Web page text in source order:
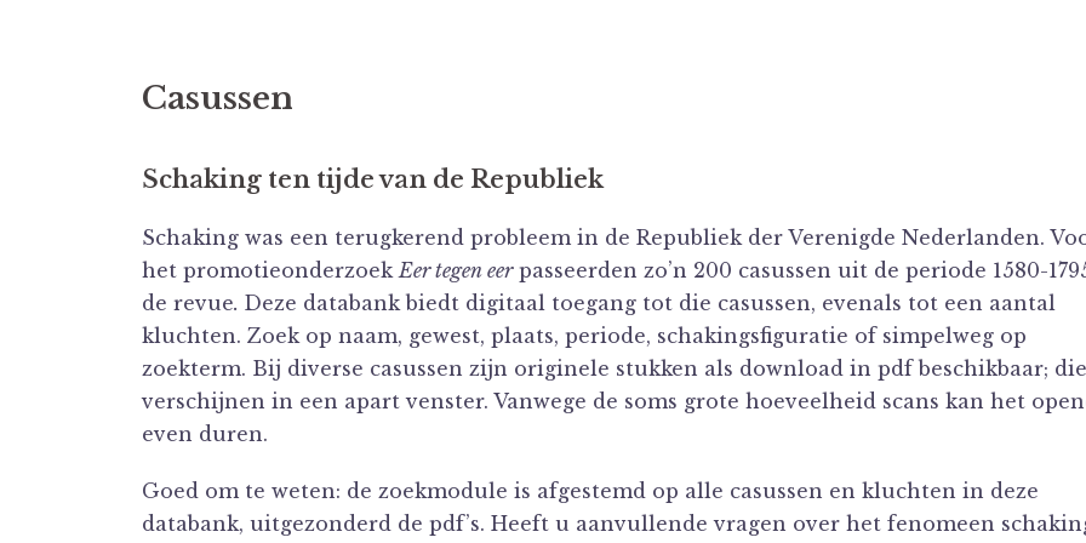
Casussen
Schaking ten tijde van de Republiek
Schaking was een terugkerend probleem in de Republiek der Verenigde Nederlanden.
het promotieonderzoekEer tegen eerpasseerden zo’n 200 casussen uit de periode 1580-
de revue. Deze databank biedt digitaal toegang tot die casussen, evenals tot een aantal
kluchten. Zoek op naam, gewest, plaats, periode, schakingsfiguratie of simpelweg op
zoekterm. Bij diverse casussen zijn originele stukken als download in pdf beschikbaar; die
verschijnen in een apart venster. Vanwege de soms grote hoeveelheid scans kan het
even duren.
Goed om te weten: de zoekmodule is afgestemd op alle casussen en kluchten in deze
databank, uitgezonderd de pdf’s. Heeft u aanvullende vragen over het fenomeen